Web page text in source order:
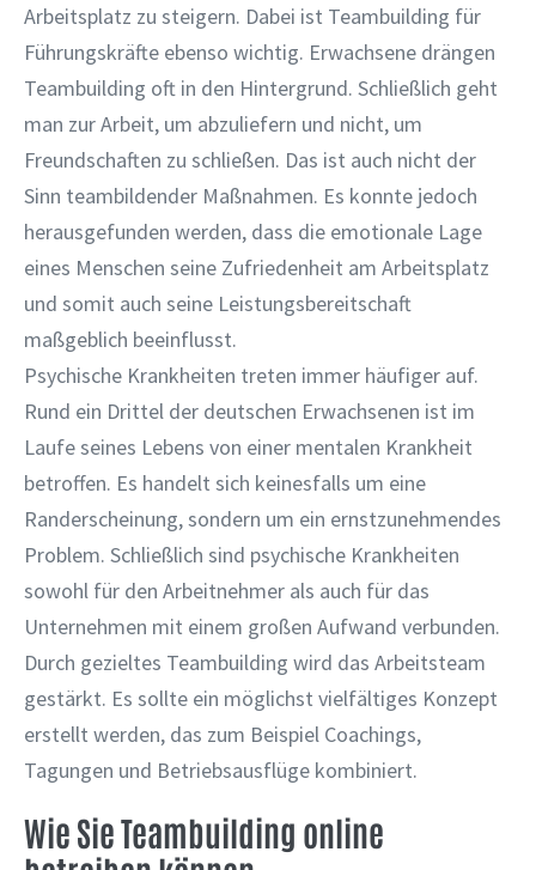
Arbeitsplatz zu steigern. Dabei ist Teambuilding für
Führungskräfte ebenso wichtig. Erwachsene drängen
Teambuilding oft in den Hintergrund. Schließlich geht
man zur Arbeit, um abzuliefern und nicht, um
Freundschaften zu schließen. Das ist auch nicht der
Sinn teambildender Maßnahmen. Es konnte jedoch
herausgefunden werden, dass die emotionale Lage
eines Menschen seine Zufriedenheit am Arbeitsplatz
und somit auch seine Leistungsbereitschaft
maßgeblich beeinflusst.
Psychische Krankheiten treten immer häufiger auf.
Rund ein Drittel der deutschen Erwachsenen ist im
Laufe seines Lebens von einer mentalen Krankheit
betroffen. Es handelt sich keinesfalls um eine
Randerscheinung, sondern um ein ernstzunehmendes
Problem. Schließlich sind psychische Krankheiten
sowohl für den Arbeitnehmer als auch für das
Unternehmen mit einem großen Aufwand verbunden.
Durch gezieltes Teambuilding wird das Arbeitsteam
gestärkt. Es sollte ein möglichst vielfältiges Konzept
erstellt werden, das zum Beispiel Coachings,
Tagungen und Betriebsausflüge kombiniert.
Wie Sie Teambuilding online